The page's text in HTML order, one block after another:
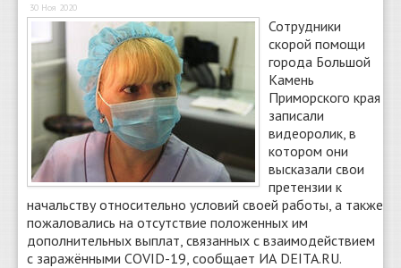
Погода
О сайте
Найти
30 Ноя 2020
Сотрудники
скорой помощи
города Большой
Камень
Приморского края
записали
видеоролик, в
котором они
высказали свои
претензии к
начальству относительно условий своей работы, а также
пожаловались на отсутствие положенных им
дополнительных выплат, связанных с взаимодействием
с заражёнными COVID-19, сообщает ИА DEITA.RU.